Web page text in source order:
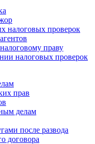
налоговых проверок
праву
налоговых проверок
прав
делам
после развода
договора